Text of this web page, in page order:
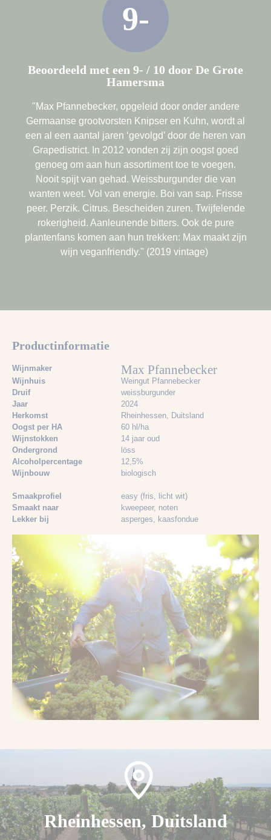
9-
Beoordeeld met een 9- / 10 door De Grote
Hamersma
"Max Pfannebecker, opgeleid door onder andere
Germaanse grootvorsten Knipser en Kuhn, wordt al
een al een aantal jaren ‘gevolgd’ door de heren van
Grapedistrict. In 2012 vonden zij zijn oogst goed
genoeg om aan hun assortiment toe te voegen.
Nooit spijt van gehad. Weissburgunder die van
wanten weet. Vol van energie. Boi van sap. Frisse
peer. Perzik. Citrus. Bescheiden zuren. Twijfelende
rokerigheid. Aanleunende bitters. Ook de pure
plantenfans komen aan hun trekken: Max maakt zijn
wijn veganfriendly." (2019 vintage)
Productinformatie
Wijnmaker Max Pfannebecker
Wijnhuis
Weingut Pfannebecker
Druif
weissburgunder
Jaar
2024
Herkomst
Rheinhessen, Duitsland
Oogst per HA
60 hl/ha
Wijnstokken
14 jaar oud
Ondergrond
löss
Alcoholpercentage
12,5%
Wijnbouw
biologisch
Smaakprofiel
easy (fris, licht wit)
Smaakt naar
kweepeer, noten
Lekker bij
asperges, kaasfondue
Rheinhessen, Duitsland